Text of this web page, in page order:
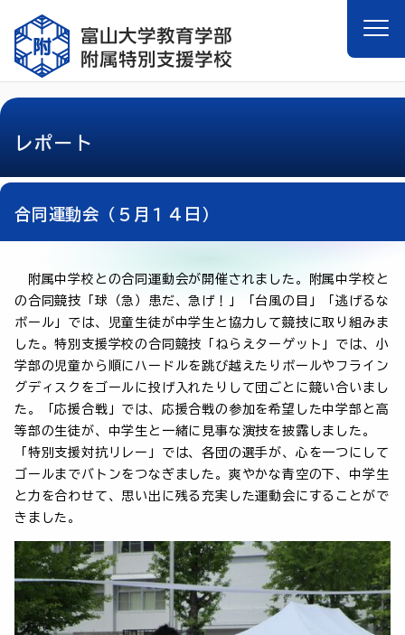
レポート
合同運動会（５月１４日）
附属中学校との合同運動会が開催されました。附属中学校と
の合同競技「球（急）患だ、急げ！」「台風の目」「逃げるな
ボール」では、児童生徒が中学生と協力して競技に取り組みま
した。特別支援学校の合同競技「ねらえターゲット」では、小
学部の児童から順にハードルを跳び越えたりボールやフライン
グディスクをゴールに投げ入れたりして団ごとに競い合いまし
た。「応援合戦」では、応援合戦の参加を希望した中学部と高
等部の生徒が、中学生と一緒に見事な演技を披露しました。
「特別支援対抗リレー」では、各団の選手が、心を一つにして
ゴールまでバトンをつなぎました。爽やかな青空の下、中学生
と力を合わせて、思い出に残る充実した運動会にすることがで
きました。